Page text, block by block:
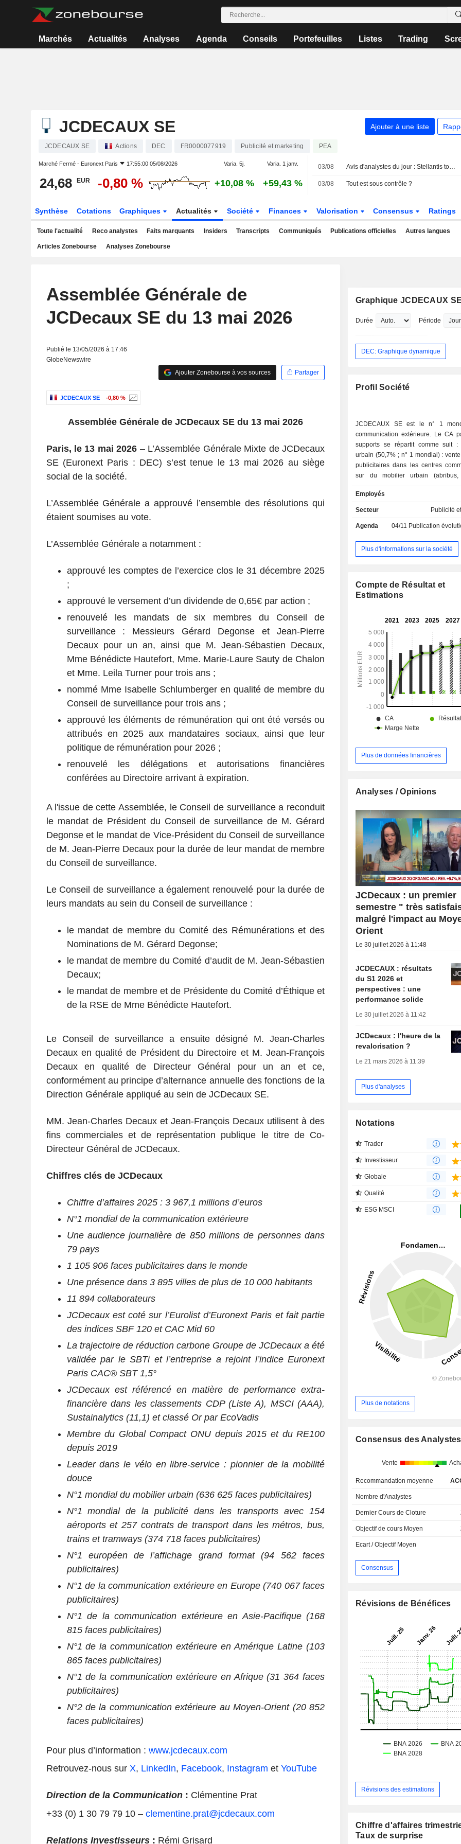
Marchés Actualités Analyses Agenda Conseils Portefeuilles Listes Trading
JCDECAUX SE Ajouter à une liste
JCDECAUX SE Actions DEC FR0000077919 Publicité et marketing PEA
Marché Fermé - Euronext Paris 17:55:00 05/08/2026 Varia. 5j. Varia. 1 janv.
24,68 EUR -0,80 % +10,08 % +59,43 %
03/08 Avis d'analystes du jour : Stellantis toujours sous pression, KBW revalorise les banques françaises
03/08 Tout est sous contrôle ?
Synthèse Cotations Graphiques Actualités Société Finances Valorisation Consensus Ratings
Toute l'actualité Reco analystes Faits marquants Insiders Transcripts Communiqués Publications officielles Autres langues
Articles Zonebourse Analyses Zonebourse
Assemblée Générale de
JCDecaux SE du 13 mai 2026
Publié le 13/05/2026 à 17:46
GlobeNewswire
Ajouter Zonebourse à vos sources
Partager
JCDECAUX SE -0,80 %
Assemblée Générale de JCDecaux SE du 13 mai 2026
Paris, le 13 mai 2026 – L’Assemblée Générale Mixte de JCDecaux
SE (Euronext Paris : DEC) s’est tenue le 13 mai 2026 au siège
social de la société.
L’Assemblée Générale a approuvé l’ensemble des résolutions qui
étaient soumises au vote.
L’Assemblée Générale a notamment :
approuvé les comptes de l’exercice clos le 31 décembre 2025
;
approuvé le versement d’un dividende de 0,65€ par action ;
renouvelé les mandats de six membres du Conseil de
surveillance : Messieurs Gérard Degonse et Jean-Pierre
Decaux pour un an, ainsi que M. Jean-Sébastien Decaux,
Mme Bénédicte Hautefort, Mme. Marie-Laure Sauty de Chalon
et Mme. Leila Turner pour trois ans ;
nommé Mme Isabelle Schlumberger en qualité de membre du
Conseil de surveillance pour trois ans ;
approuvé les éléments de rémunération qui ont été versés ou
attribués en 2025 aux mandataires sociaux, ainsi que leur
politique de rémunération pour 2026 ;
renouvelé les délégations et autorisations financières
conférées au Directoire arrivant à expiration.
A l'issue de cette Assemblée, le Conseil de surveillance a reconduit
le mandat de Président du Conseil de surveillance de M. Gérard
Degonse et le mandat de Vice-Président du Conseil de surveillance
de M. Jean-Pierre Decaux pour la durée de leur mandat de membre
du Conseil de surveillance.
Le Conseil de surveillance a également renouvelé pour la durée de
leurs mandats au sein du Conseil de surveillance :
le mandat de membre du Comité des Rémunérations et des
Nominations de M. Gérard Degonse;
le mandat de membre du Comité d’audit de M. Jean-Sébastien
Decaux;
le mandat de membre et de Présidente du Comité d’Éthique et
de la RSE de Mme Bénédicte Hautefort.
Le Conseil de surveillance a ensuite désigné M. Jean-Charles
Decaux en qualité de Président du Directoire et M. Jean-François
Decaux en qualité de Directeur Général pour un an et ce,
conformément au principe d’alternance annuelle des fonctions de la
Direction Générale appliqué au sein de JCDecaux SE.
MM. Jean-Charles Decaux et Jean-François Decaux utilisent à des
fins commerciales et de représentation publique le titre de Co-
Directeur Général de JCDecaux.
Chiffres clés de JCDecaux
Chiffre d’affaires 2025 : 3 967,1 millions d’euros
N°1 mondial de la communication extérieure
Une audience journalière de 850 millions de personnes dans
79 pays
1 105 906 faces publicitaires dans le monde
Une présence dans 3 895 villes de plus de 10 000 habitants
11 894 collaborateurs
JCDecaux est coté sur l’Eurolist d’Euronext Paris et fait partie
des indices SBF 120 et CAC Mid 60
La trajectoire de réduction carbone Groupe de JCDecaux a été
validée par le SBTi et l’entreprise a rejoint l’indice Euronext
Paris CAC® SBT 1,5°
JCDecaux est référencé en matière de performance extra-
financière dans les classements CDP (Liste A), MSCI (AAA),
Sustainalytics (11,1) et classé Or par EcoVadis
Membre du Global Compact ONU depuis 2015 et du RE100
depuis 2019
Leader dans le vélo en libre-service : pionnier de la mobilité
douce
N°1 mondial du mobilier urbain (636 625 faces publicitaires)
N°1 mondial de la publicité dans les transports avec 154
aéroports et 257 contrats de transport dans les métros, bus,
trains et tramways (374 718 faces publicitaires)
N°1 européen de l’affichage grand format (94 562 faces
publicitaires)
N°1 de la communication extérieure en Europe (740 067 faces
publicitaires)
N°1 de la communication extérieure en Asie-Pacifique (168
815 faces publicitaires)
N°1 de la communication extérieure en Amérique Latine (103
865 faces publicitaires)
N°1 de la communication extérieure en Afrique (31 364 faces
publicitaires)
N°2 de la communication extérieure au Moyen-Orient (20 852
faces publicitaires)
Pour plus d’information : www.jcdecaux.com
Retrouvez-nous sur X, LinkedIn, Facebook, Instagram et YouTube
Direction de la Communication : Clémentine Prat
+33 (0) 1 30 79 79 10 – clementine.prat@jcdecaux.com
Relations Investisseurs : Rémi Grisard
Graphique JCDECAUX SE
Durée Période
DEC: Graphique dynamique
Profil Société
JCDECAUX SE est le n° 1
communication extérieure. Le CA
supports se répartit comme suit : -
urbain (50,7% ; n° 1 mondial) :
publicitaires dans les centres
sur du mobilier urbain (abribus,
panneaux de signalisation, etc. ;
publicitaires commercialisées à fin
Par ailleurs, le groupe est le n° 1
transport (35,8% ; n° 1
d'espaces publicitaires dans 154
A fin 2025, le groupe
faces publicitaires ; - panneaux d'affichage
1 européen) : 94 562 faces
vendues. La répartition géographique du CA est
la suivante : France (16,7%),
(10,6%), Europe (30,1%), Asie-
(20,5%), Amérique du Nord (8%)
(14,1%).
Employés
Secteur Publicité
Agenda 04/11 Publication évolution de
Plus d'informations sur la société
Compte de Résultat et
Estimations
Plus de données financières
Analyses / Opinions
JCDecaux : un premier
semestre " très
malgré l'impact au
Orient
Le 30 juillet 2026 à 11:48
JCDECAUX : résultats
du S1 2026 et
perspectives : une
performance solide
Le 30 juillet 2026 à 11:42
JCDecaux : l'heure de la
revalorisation ?
Le 21 mars 2026 à 11:39
Plus d'analyses
Notations
Trader
Investisseur
Globale
Qualité
ESG MSCI
Plus de notations
Consensus des Analystes
Vente
Recommandation moyenne
Nombre d'Analystes
Dernier Cours de Cloture
Objectif de cours Moyen
Ecart / Objectif Moyen
Consensus
Révisions de Bénéfices
Révisions des estimations
Chiffre d'affaires
Taux de surprise